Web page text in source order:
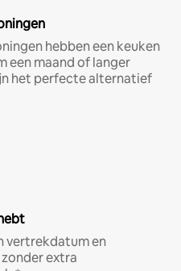
hebben een keuken
een maand of langer
het perfecte alternatief
vertrekdatum en
extra